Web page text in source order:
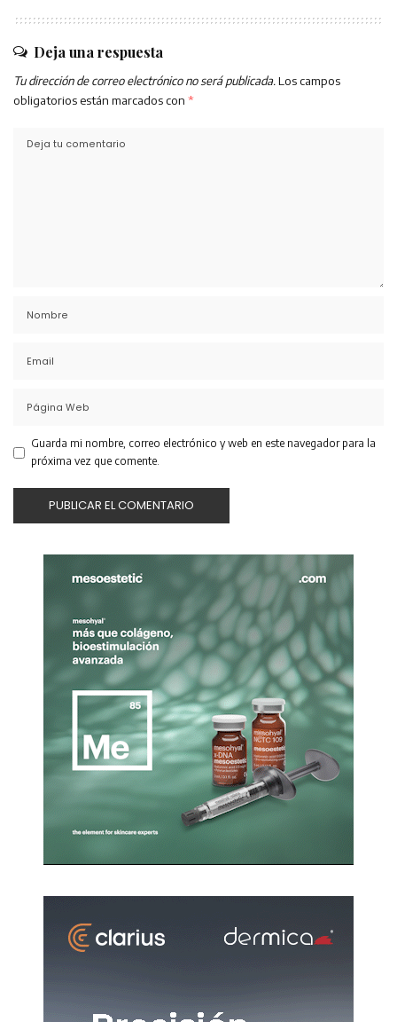
Deja una respuesta
Tu dirección de correo electrónico no será publicada. Los campos
obligatorios están marcados con *
Guarda mi nombre, correo electrónico y web en este navegador para la
próxima vez que comente.